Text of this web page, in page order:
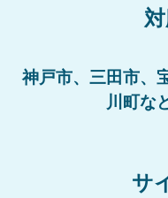
神戸市、三田市、
川町な
サ